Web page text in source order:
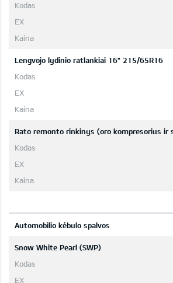
Lengvojo lydinio ratlankiai 16" 215/65R16
Rato remonto rinkinys (oro kompresorius ir
Automobilio kėbulo spalvos
Snow White Pearl (SWP)